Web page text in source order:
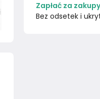
Zapłać za
Bez odsetek i